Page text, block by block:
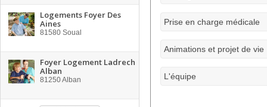
Logements Foyer Des
Aines
81580 Soual
Foyer Logement Ladrech
Alban
81250Alban
Prise en charge médicale
Animations et projet de vie
L'équipe